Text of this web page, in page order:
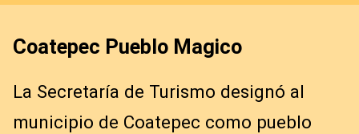
Coatepec Pueblo Magico
La Secretaría de Turismo designó al
municipio de Coatepec como pueblo